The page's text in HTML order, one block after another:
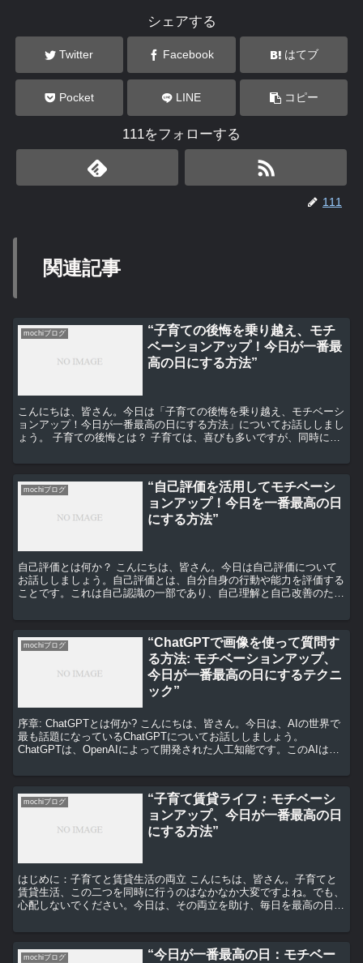
シェアする
Twitter Facebook はてブ
Pocket LINE コピー
111をフォローする
111
関連記事
mochiブログ
“子育ての後悔を乗り越え、モチ
ベーションアップ！今日が一番最
高の日にする方法”
こんにちは、皆さん。今日は「子育ての後悔を乗り越え、モチベーシ
ョンアップ！今日が一番最高の日にする方法」についてお話ししまし
ょう。 子育ての後悔とは？ 子育ては、喜びも多いですが、同時に後
mochiブログ
“自己評価を活用してモチベーシ
ョンアップ！今日を一番最高の日
にする方法”
自己評価とは何か？ こんにちは、皆さん。今日は自己評価について
お話ししましょう。自己評価とは、自分自身の行動や能力を評価する
ことです。これは自己認識の一部であり、自己理解と自己改善のため
mochiブログ
“ChatGPTで画像を使って質問す
る方法: モチベーションアップ、
今日が一番最高の日にするテクニ
ック”
序章: ChatGPTとは何か? こんにちは、皆さん。今日は、AIの世界で
最も話題になっているChatGPTについてお話ししましょう。
ChatGPTは、OpenAIによって開発された人工知能です。このAIは、
mochiブログ
“子育て賃貸ライフ：モチベーシ
ョンアップ、今日が一番最高の日
にする方法”
はじめに：子育てと賃貸生活の両立 こんにちは、皆さん。子育てと
賃貸生活、この二つを同時に行うのはなかなか大変ですよね。でも、
心配しないでください。今日は、その両立を助け、毎日を最高の日に
mochiブログ
“今日が一番最高の日：モチベー